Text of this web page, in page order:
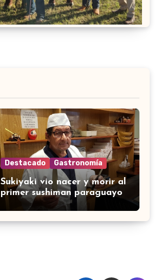
Destacado Gastronomía
Sukiyaki vio nacer y morir al
primer sushiman paraguayo